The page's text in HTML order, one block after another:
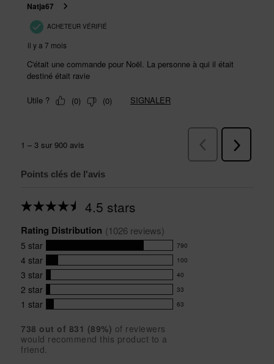
Points clés de l'avis
4.5 stars
Average
for
this
product:
4.5
out
of
5
stars
Rating Distribution (1026 reviews)
5 star 790
790
reviews
with
5
star
rating.
4 star 100
100
reviews
with
4
rating.
3 star 40
40
reviews
with
star
rating.
2 star 33
33
reviews
2
star
rating.
1 star 63
63
with
1
738 out of 831 (89%) of reviewers
would recommend this product to a
friend.